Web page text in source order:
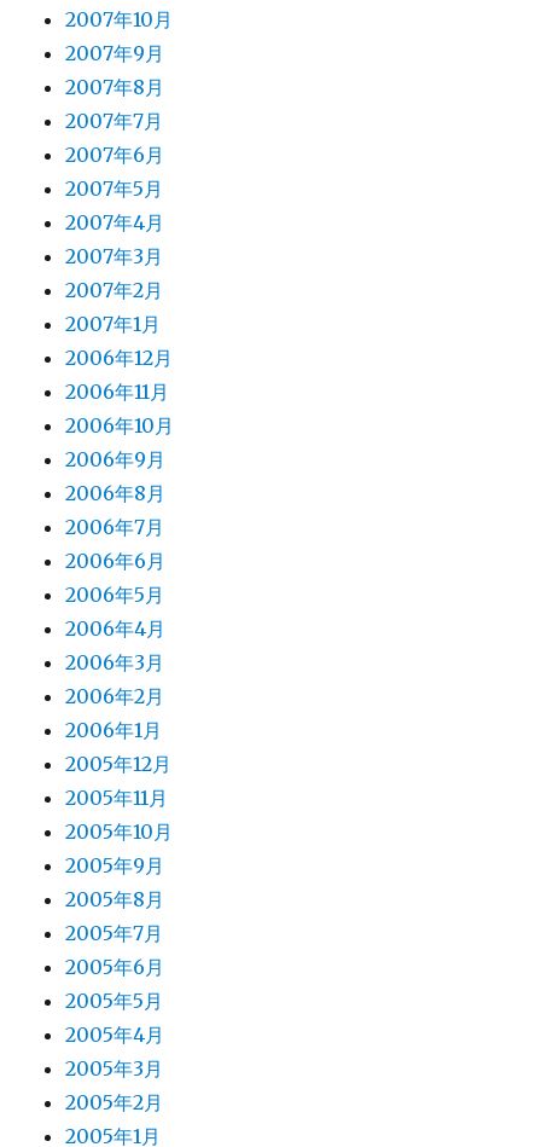
2007年10月
2007年9月
2007年8月
2007年7月
2007年6月
2007年5月
2007年4月
2007年3月
2007年2月
2007年1月
2006年12月
2006年11月
2006年10月
2006年9月
2006年8月
2006年7月
2006年6月
2006年5月
2006年4月
2006年3月
2006年2月
2006年1月
2005年12月
2005年11月
2005年10月
2005年9月
2005年8月
2005年7月
2005年6月
2005年5月
2005年4月
2005年3月
2005年2月
2005年1月